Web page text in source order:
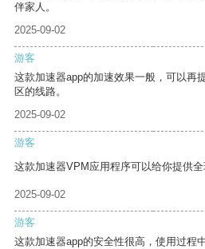
伴家人。
2025-09-02
游客
这款加速器app的加速效果一般，可以再
区的线路。
2025-09-02
游客
这款加速器VPM应用程序可以给你提供全
2025-09-02
游客
这款加速器app的安全性很高，使用过程